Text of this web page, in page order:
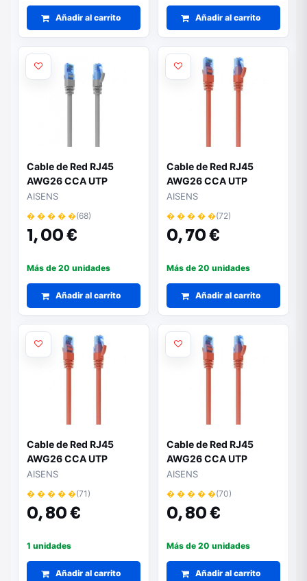
Añadir al carrito Añadir al carrito
Cable de Red RJ45
AWG26 CCA UTP
Aisens A135-0775
Cat.6/ 1m/ Gris
AISENS
� � � � �(68)
1,00 €
Más de 20 unidades
Añadir al carrito
Cable de Red RJ45
AWG26 CCA UTP
Aisens A135-0785
Cat.6/ 25cm/ Rojo
AISENS
� � � � �(72)
0,70 €
Más de 20 unidades
Añadir al carrito
Cable de Red RJ45
AWG26 CCA UTP
Aisens A135-0786
Cat.6/ 30cm/ Rojo
AISENS
� � � � �(71)
0,80 €
1 unidades
Añadir al carrito
Cable de Red RJ45
AWG26 CCA UTP
Aisens A135-0787
Cat.6/ 50cm/ Rojo
AISENS
� � � � �(70)
0,80 €
Más de 20 unidades
Añadir al carrito